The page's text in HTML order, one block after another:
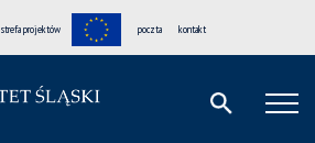
strefa projektów poczta kontakt